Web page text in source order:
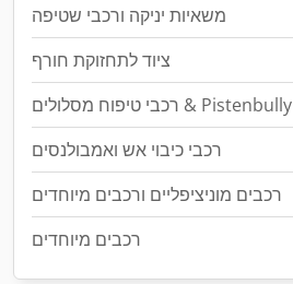
משאיות יניקה ורכבי שטיפה
ציוד לתחזוקת חורף
רכבי טיפוח מסלולים & Pistenbully
רכבי כיבוי אש ואמבולנסים
רכבים מוניציפליים ורכבים מיוחדים
רכבים מיוחדים